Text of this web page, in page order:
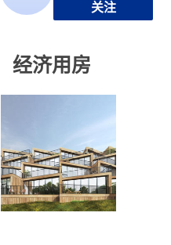
关注
经济用房